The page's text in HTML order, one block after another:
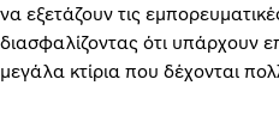
να εξετάζουν τις
διασφαλίζοντας ότι υπάρχουν
μεγάλα κτίρια που δέχονται